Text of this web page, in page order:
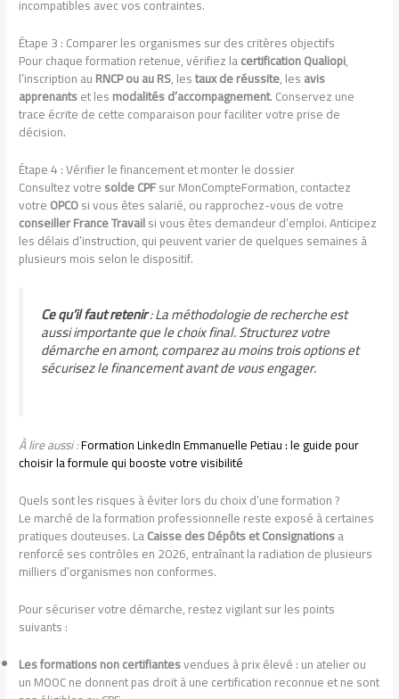
incompatibles avec vos contraintes.
Étape 3 : Comparer les organismes sur des critères objectifs
Pour chaque formation retenue, vérifiez lacertification Qualiopi,
l’inscription auRNCP ou au RS, lestaux de réussite, lesavis
apprenantset lesmodalités d’accompagnement. Conservez une
trace écrite de cette comparaison pour faciliter votre prise de
décision.
Étape 4 : Vérifier le financement et monter le dossier
Consultez votresolde CPFsur MonCompteFormation, contactez
votreOPCOsi vous êtes salarié, ou rapprochez-vous de votre
conseiller France Travailsi vous êtes demandeur d’emploi. Anticipez
les délais d’instruction, qui peuvent varier de quelques semaines à
plusieurs mois selon le dispositif.
Ce qu’il faut retenir: La méthodologie de recherche est
aussi importante que le choix final. Structurez votre
démarche en amont, comparez au moins trois options et
sécurisez le financement avant de vous engager.
À lire aussi :Formation LinkedIn Emmanuelle Petiau : le guide pour
choisir la formule qui booste votre visibilité
Quels sont les risques à éviter lors du choix d’une formation ?
Le marché de la formation professionnelle reste exposé à certaines
pratiques douteuses. LaCaisse des Dépôts et Consignationsa
renforcé ses contrôles en 2026, entraînant la radiation de plusieurs
milliers d’organismes non conformes.
Pour sécuriser votre démarche, restez vigilant sur les points
suivants :
Les formations non certifiantesvendues à prix élevé : un atelier ou
un MOOC ne donnent pas droit à une certification reconnue et ne sont